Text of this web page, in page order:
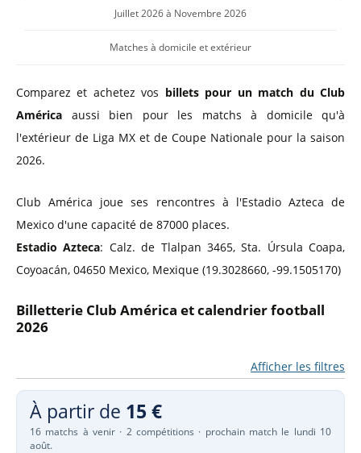
Juillet 2026 à Novembre 2026
Matches à domicile et extérieur
Comparez et achetez vos billets pour un match du Club
América aussi bien pour les matchs à domicile qu'à
l'extérieur de Liga MX et de Coupe Nationale pour la saison
2026.
Club América joue ses rencontres à l'Estadio Azteca de
Mexico d'une capacité de 87000 places.
Estadio Azteca: Calz. de Tlalpan 3465, Sta. Úrsula Coapa,
Coyoacán, 04650 Mexico, Mexique (19.3028660, -99.1505170)
Billetterie Club América et calendrier football
2026
Afficher les filtres
À partir de 15 €
16 matchs à venir · 2 compétitions · prochain match le lundi 10
août.